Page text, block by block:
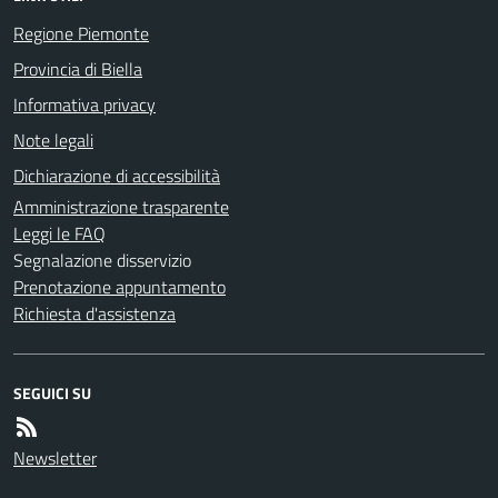
Regione Piemonte
Provincia di Biella
Informativa privacy
Note legali
Dichiarazione di accessibilità
Amministrazione trasparente
Leggi le FAQ
Segnalazione disservizio
Prenotazione appuntamento
Richiesta d'assistenza
SEGUICI SU
Newsletter